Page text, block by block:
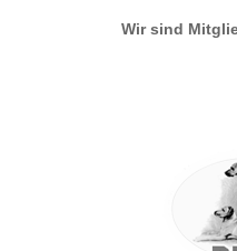
Wir sind